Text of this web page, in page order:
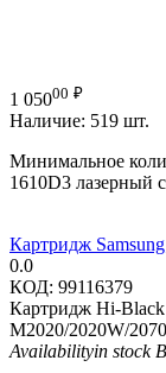
1 05000 ₽
Наличие: 519 шт.
Минимальное
1610D3 лазерный
Картридж
0.0
КОД: 99116379
Картридж Hi-
M2020/2020W/
Availabilityin stock